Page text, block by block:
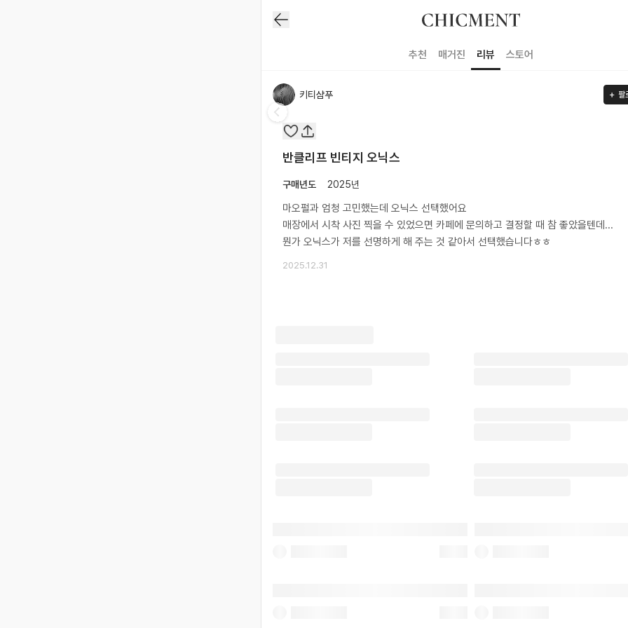
추천 매거진 리뷰 스토어
키티샴푸 팔
반클리프 빈티지 오닉스
구매년도 2025년
마오펄과 엄청 고민했는데 오닉스 선택했어요
매장에서 시착 사진 찍을 수 있었으면 카페에 문의하고 결정할 때 참 좋았을텐데...
뭔가 오닉스가 저를 선명하게 해 주는 것 같아서 선택했습니다ㅎㅎ
2025.12.31